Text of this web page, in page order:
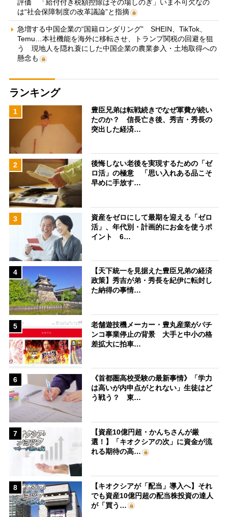
評価 「給付付き税額控除はその場しのぎ」いま不可欠なの
は“社会保障制度の改革議論”と指摘
急増する中国企業の“国籍ロンダリング” SHEIN、TikTok、
Temu…本社機能を海外に移転させ、トランプ関税の回避を狙
う 現地人を隠れ蓑にした中国企業の農業参入・土地取得への
懸念も
ランキング
1
豊臣兄弟は転戦続きでなぜ軍費が続い
たのか？ 信長亡き後、秀吉・秀長の
突出した経済…
2
後悔しない老後を実現するための「ゼ
ロ活」の極意 「思い入れある品こそ
早めに手放す…
3
資産をゼロにして最期を迎える「ゼロ
活」、年代別・計画的にお金を使うポ
イント 6…
4
【天下統一を見据えた豊臣兄弟の経済
政策】秀吉が弟・秀長を紀伊に転封し
た納得の事情…
5
老舗遊技機メーカー・豊丸産業がパチ
ンコ事業停止の背景 大手と中小の格
差拡大に拍車…
6
《首都圏高校受験の最新事情》「学力
は高いが内申点がとれない」生徒はど
う戦う？ 東…
7
【資産10億円超・かんちさんが厳
選！】「キオクシアの次」に資金が流
れる期待の高…
8
【キオクシアが「配当」導入へ】それ
でも資産10億円超の配当株投資の達人
が「買う…